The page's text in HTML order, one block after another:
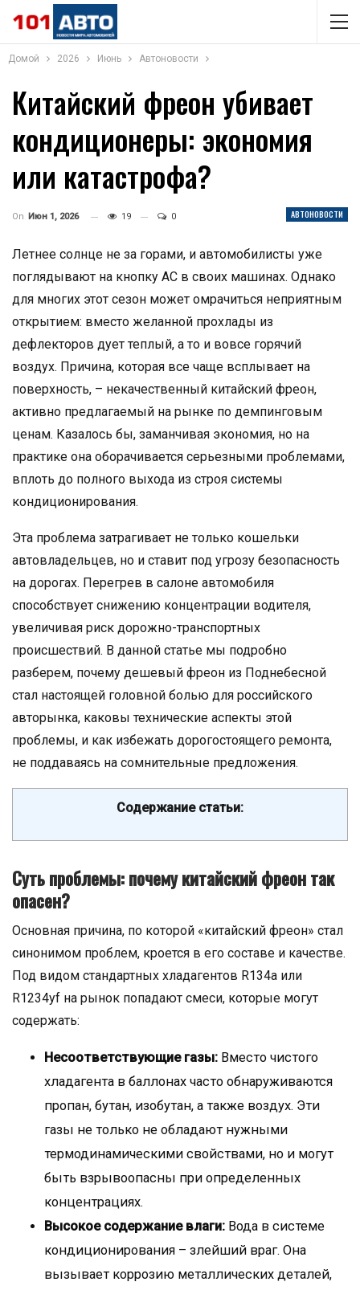
Домой 2026 Июнь Автоновости
Китайский фреон убивает
кондиционеры: экономия
или катастрофа?
АВТОНОВОСТИ
On Июн 1, 2026 19 0
Летнее солнце не за горами, и автомобилисты уже
поглядывают на кнопку AC в своих машинах. Однако
для многих этот сезон может омрачиться неприятным
открытием: вместо желанной прохлады из
дефлекторов дует теплый, а то и вовсе горячий
воздух. Причина, которая все чаще всплывает на
поверхность, – некачественный китайский фреон,
активно предлагаемый на рынке по демпинговым
ценам. Казалось бы, заманчивая экономия, но на
практике она оборачивается серьезными проблемами,
вплоть до полного выхода из строя системы
кондиционирования.
Эта проблема затрагивает не только кошельки
автовладельцев, но и ставит под угрозу безопасность
на дорогах. Перегрев в салоне автомобиля
способствует снижению концентрации водителя,
увеличивая риск дорожно-транспортных
происшествий. В данной статье мы подробно
разберем, почему дешевый фреон из Поднебесной
стал настоящей головной болью для российского
авторынка, каковы технические аспекты этой
проблемы, и как избежать дорогостоящего ремонта,
не поддаваясь на сомнительные предложения.
Содержание статьи:
Суть проблемы: почему китайский фреон так
опасен?
Основная причина, по которой «китайский фреон» стал
синонимом проблем, кроется в его составе и качестве.
Под видом стандартных хладагентов R134a или
R1234yf на рынок попадают смеси, которые могут
содержать:
Несоответствующие газы: Вместо чистого
хладагента в баллонах часто обнаруживаются
пропан, бутан, изобутан, а также воздух. Эти
газы не только не обладают нужными
термодинамическими свойствами, но и могут
быть взрывоопасны при определенных
концентрациях.
Высокое содержание влаги: Вода в системе
кондиционирования – злейший враг. Она
вызывает коррозию металлических деталей,